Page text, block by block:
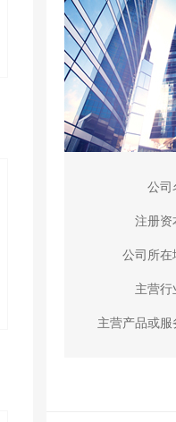
公司
注册资
公司所在
主营行
主营产品或服